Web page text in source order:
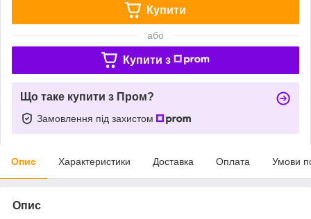
Купити
або
Купити з
Що таке купити з Пром?
Замовлення під захистом
Опис Характеристики Доставка Оплата Умови
Опис